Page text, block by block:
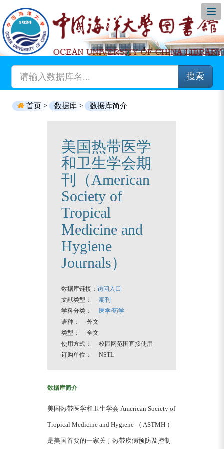
搜索
首页 > 数据库 > 数据库简介
美国热带医学
和卫生学会期
刊（American
Society of
Tropical
Medicine and
Hygiene
Journals）
数据库链接： 访问入口
文献类型： 期刊
学科分类：
医学/药学
语种： 外文
类型： 全文
使用方式： 校园网范围直接使用
订购单位： NSTL
数据库简介
美国热带医学和卫生学会 American Society of
Tropical Medicine and Hygiene （ ASTMH ）
是美国首要的一家关于热带疾病预防及控制